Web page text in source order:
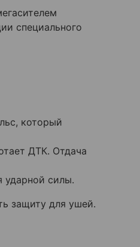
специального
который
ДТК. Отдача
ударной силы.
защиту для ушей.